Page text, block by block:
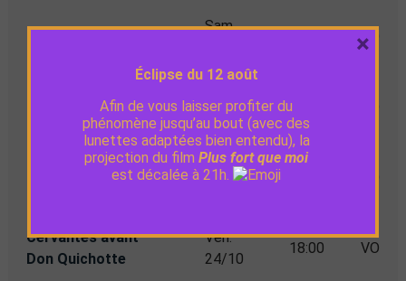
Sam.
VO
15/10
20:30
Cervantès avant
Mer.
Cervantès avant
Don Quichotte
Ven.
24/10
18:00 VO
Éclipse du 12 août
Afin de vous laisser profiter du
phénomène jusqu’au bout (avec des
lunettes adaptées bien entendu), la
projection du film Plus fort que moi
est décalée à 21h.
×